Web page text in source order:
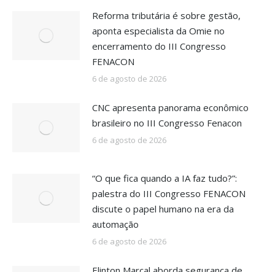
Reforma tributária é sobre gestão,
aponta especialista da Omie no
encerramento do III Congresso
FENACON
6 de agosto de 2026
CNC apresenta panorama econômico
brasileiro no III Congresso Fenacon
6 de agosto de 2026
“O que fica quando a IA faz tudo?”:
palestra do III Congresso FENACON
discute o papel humano na era da
automação
6 de agosto de 2026